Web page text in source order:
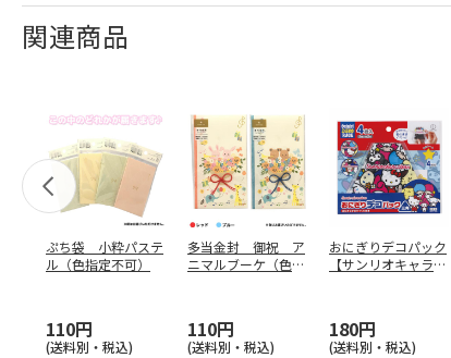
関連商品
ぷち袋 小粋パステ
ル（色指定不可）
110円
(送料別・税込)
多当金封 御祝 ア
ニマルブーケ（色指
110円
(送料別・税込)
おにぎりデコパック
【サンリオキャラク
180円
(送料別・税込)